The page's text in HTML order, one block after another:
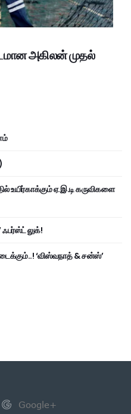
அகிலன் முதல்
ஏ.இ.டி கருவிகளை
லுக்!
‘விஸ்வநாத் & சன்ஸ்’
Google+